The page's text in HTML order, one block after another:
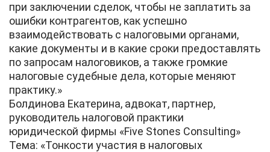
при заключении сделок, чтобы не заплатить за
ошибки контрагентов, как успешно
взаимодействовать с налоговыми органами,
какие документы и в какие сроки предоставлять
по запросам налоговиков, а также громкие
налоговые судебные дела, которые меняют
практику.»
Болдинова Екатерина, адвокат, партнер,
руководитель налоговой практики
юридической фирмы «Five Stones Consulting»
Тема: «Тонкости участия в налоговых